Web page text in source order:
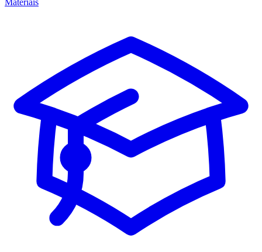
Materiais